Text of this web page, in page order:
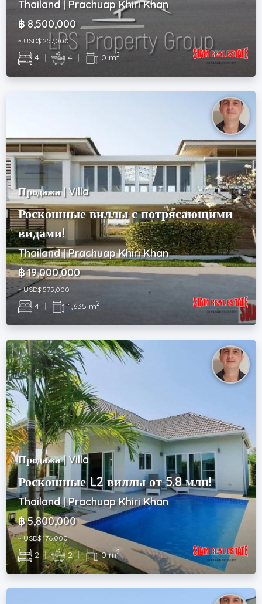
Thailand | Prachuap Khiri Khan
฿ 8,500,000
~ USD$ 257,000
4 | 4 | 0 m2
Продажа | Villa
Роскошные виллы с потрясающими
видами!
Thailand | Prachuap Khiri Khan
฿ 19,000,000
~ USD$ 575,000
4 | 1,635 m2
Продажа | Villa
Роскошные L2 виллы от 5.8 млн!
Thailand | Prachuap Khiri Khan
฿ 5,800,000
~ USD$ 176,000
2 | 2 | 0 m2